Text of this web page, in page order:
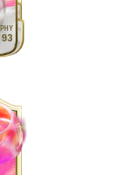
93